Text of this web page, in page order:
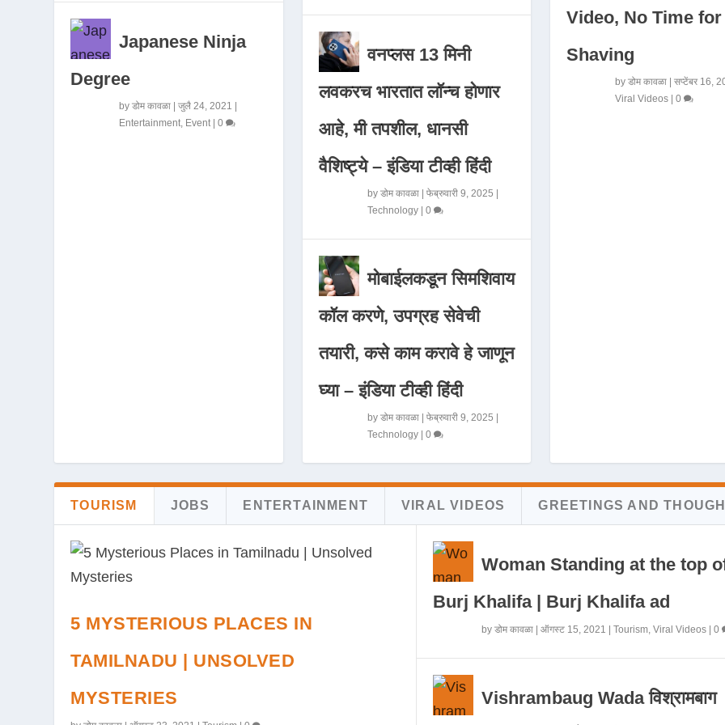
Japanese Ninja
Degree
byडोम कावळा |जुलै 24, 2021 |
Entertainment Event |0
वनप्लस 13 मिनी
लवकरच भारतात लॉन्च होणार
आहे, मी तपशील, धानसी
वैशिष्ट्ये – इंडिया टीव्ही हिंदी
by डोम कावळा| फेब्रुवारी 9, 2025
Technology| 0
मोबाईलकडून सिमशिवाय
कॉल करणे, उपग्रह सेवेची
तयारी, कसे काम करावे हे जाणून
घ्या – इंडिया टीव्ही हिंदी
by डोम कावळा| फेब्रुवारी 9, 2025
Technology| 0
Video, No Time for
Shaving
by डोम कावळा| सप्टेंबर 16,
Viral Videos| 0
TOURISM JOBS ENTERTAINMENT VIRAL VIDEOS GREETINGS AND
5 MYSTERIOUS PLACES IN
TAMILNADU | UNSOLVED
MYSTERIES
Woman Standing at the top
Burj Khalifa | Burj Khalifa ad
by डोम कावळा| ऑगस्ट 15, 2021 Tourism, Viral Videos| 0
Vishrambaug Wada विश्रामबाग